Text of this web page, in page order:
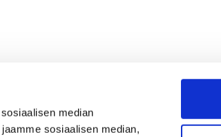
median
sosiaalisen median,